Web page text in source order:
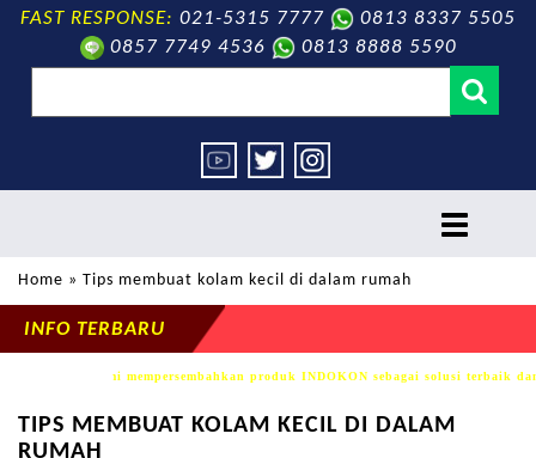
FAST RESPONSE: 021-5315 7777
0813 8337 5505
0857 7749 4536
0813 8888 5590
toggle
Home » Tips membuat kolam kecil di dalam rumah
INFO TERBARU
kami mempersembahkan produk INDOKON sebagai solusi terbaik
TIPS MEMBUAT KOLAM KECIL DI DALAM
RUMAH